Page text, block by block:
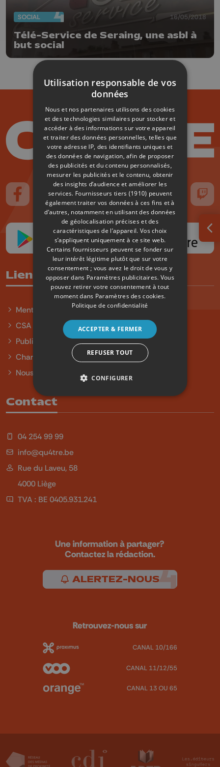
SOCIAL 16/05/2018
Télé-Service de Seraing, une asbl à
but social
Suivez-nous sur FaceBook
Suivez-nous sur Instagram
Suivez-nous sur TikTok
Suivez-nous sur YouTube
Suivez-nous
Liens utiles
Mentions légales
CSA
Publicité
Charte sur l'égalité et la diversité
Nous contacter
Contact
04 254 99 99
info@qu4tre.be
Rue du Laveu, 58
4000 Liège
TVA : BE 0405.931.241
Une information à partager?
Contactez la rédaction.
ALERTEZ-NOUS
Retrouvez-nous sur
CANAL 10/166
CANAL 11/12/55
CANAL 13 OU 65
Utilisation responsable de vos
données
Nous et nos partenaires utilisons des cookies
et des technologies similaires pour stocker et
accéder à des informations sur votre appareil
et traiter des données personnelles, telles que
votre adresse IP, des identifiants uniques et
des données de navigation, afin de proposer
des publicités et du contenu personnalisés,
mesurer les publicités et le contenu, obtenir
des insights d’audience et améliorer les
services. Fournisseurs tiers (1910) peuvent
également traiter vos données à ces fins et à
d’autres, notamment en utilisant des données
de géolocalisation précises et des
caractéristiques de l’appareil. Vos choix
s’appliquent uniquement à ce site web.
Certains fournisseurs peuvent se fonder sur
leur intérêt légitime plutôt que sur votre
consentement ; vous avez le droit de vous y
opposer dans Paramètres publicitaires. Vous
pouvez retirer votre consentement à tout
moment dans Paramètres des cookies.
Politique de confidentialité
ACCEPTER & FERMER
REFUSER TOUT
CONFIGURER